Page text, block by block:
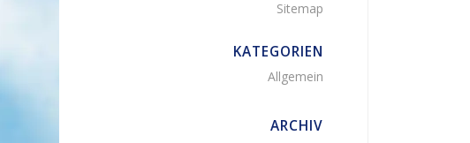
Sitemap
KATEGORIEN
Allgemein
ARCHIV